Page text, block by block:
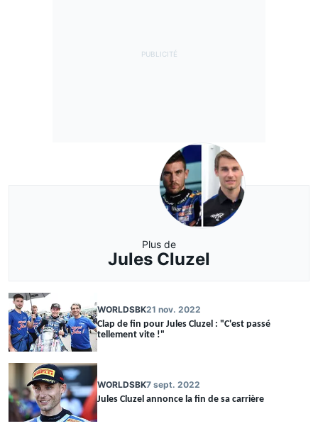
Plus de
Jules Cluzel
WORLDSBK21 nov. 2022
Clap de fin pour Jules Cluzel : "C'est passé
tellement vite !"
WORLDSBK7 sept. 2022
Jules Cluzel annonce la fin de sa carrière